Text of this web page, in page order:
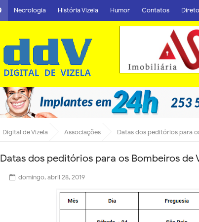
Necrologia História Vizela Humor Contatos
Digital de Vizela Associações Datas dos peditórios para
Datas dos peditórios para os Bombeiros de
domingo, abril 28, 2019